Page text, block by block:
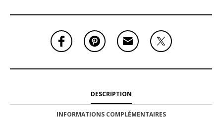
DESCRIPTION
INFORMATIONS COMPLÉMENTAIRES